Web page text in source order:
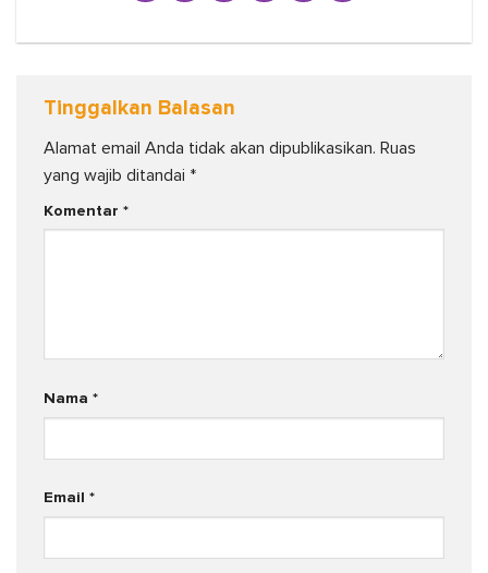
Tinggalkan Balasan
Alamat email Anda tidak akan dipublikasikan. Ruas
yang wajib ditandai *
Komentar *
Nama *
Email *